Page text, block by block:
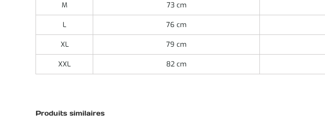
M 73 cm
L 76 cm
XL 79 cm
XXL 82 cm
Produits similaires